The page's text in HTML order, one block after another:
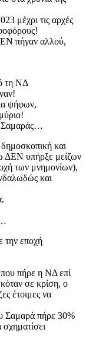
μέχρι τις αρχές
πήγαν αλλού,
τη ΝΔ
ψήφων,
Σαμαράς…
και
ΔΕΝ υπήρξε μείζων
των μνημονίων),
και
την εποχή
που πήρε η ΝΔ επί
σε κρίση, ο
έτοιμες να
Σαμαρά πήρε 30%